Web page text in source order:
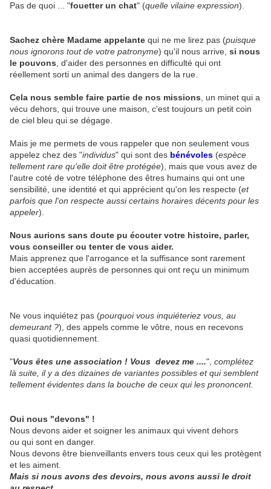
Pas de quoi ... "fouetter un chat" (quelle vilaine expression).
Sachez chère Madame appelante qui ne me lirez pas (puisque
nous ignorons tout de votre patronyme) qu'il nous arrive, si nous
le pouvons , d'aider des personnes en difficulté qui ont
réellement sorti un animal des dangers de la rue.
Cela nous semble faire partie de nos missions , un minet qui a
vécu dehors, qui trouve une maison, c'est toujours un petit coin
de ciel bleu qui se dégage.
Mais je me permets de vous rappeler que non seulement vous
appelez chez des "individus" qui sont des bénévoles (espèce
tellement rare qu'elle doit être protégée), mais que vous avez de
l'autre coté de votre téléphone des êtres humains qui ont une
sensibilité, une identité et qui apprécient qu'on les respecte (et
parfois que l'on respecte aussi certains horaires décents pour les
appeler).
Nous aurions sans doute pu écouter votre histoire, parler,
vous conseiller ou tenter de vous aider.
Mais apprenez que l'arrogance et la suffisance sont rarement
bien acceptées auprès de personnes qui ont reçu un minimum
d'éducation.
Ne vous inquiétez pas (pourquoi vous inquiéteriez vous, au
demeurant ?), des appels comme le vôtre, nous en recevons
quasi quotidiennement.
"Vous êtes une association ! Vous devez me ....", complétez
là suite, il y a des dizaines de variantes possibles et qui semblent
tellement évidentes dans la bouche de ceux qui les prononcent.
Oui nous "devons" !
Nous devons aider et soigner les animaux qui vivent dehors
ou qui sont en danger.
Nous devons être bienveillants envers tous ceux qui les protègent
et les aiment.
Mais si nous avons des devoirs, nous avons aussi le droit